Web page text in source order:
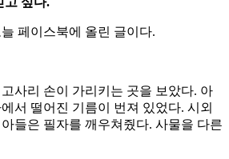
페이스북에 올린 글이다.
사리 손이 가리키는 곳을 보았다. 아
서 떨어진 기름이 번져 있었다. 시외
들은 필자를 깨우쳐줬다. 사물을 다른